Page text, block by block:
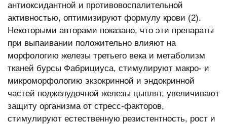
антиоксидантной и противовоспалительной
активностью, оптимизируют формулу крови (2).
Некоторыми авторами показано, что эти препараты
при выпаивании положительно влияют на
морфологию железы третьего века и метаболизм
тканей бурсы Фабрициуса, стимулируют макро- и
микроморфологию экзокринной и эндокринной
частей поджелудочной железы цыплят, увеличивают
защиту организма от стресс-факторов,
стимулируют естественную резистентность, рост и